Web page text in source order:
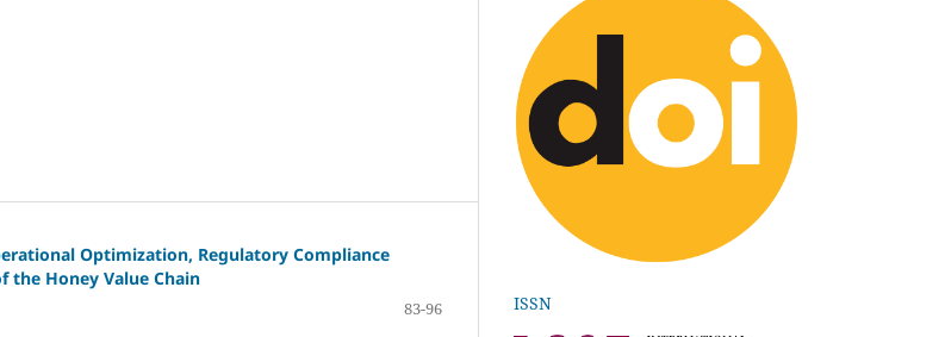
Optimization, Regulatory Compliance
the Honey Value Chain
83-96
ISSN